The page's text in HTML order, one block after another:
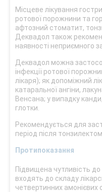
Місцеве лікування
ротової порожнини та
афтозний стоматит,
Деквадол також
наявності неприємного
Деквадол можна
інфекції ротової
лікаря); як допоміжний
катаральної ангіни,
Венсана; у випадку
глотки.
Рекомендується для
період після
Протипоказання
Підвищена чутливість
входять до складу
четвертинних амонієвих